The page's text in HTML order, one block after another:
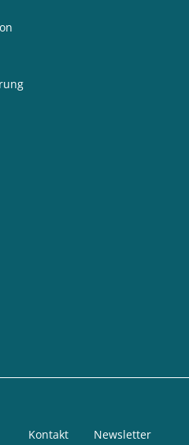
Kontakt Newsletter